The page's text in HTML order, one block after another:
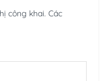
công khai. Các